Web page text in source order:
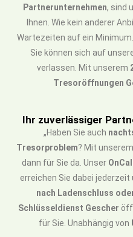
Partnerunternehmen, sind
Ihnen. Wie kein anderer
Wartezeiten auf ein
Sie können sich auf
verlassen. Mit unserem
Tresoröffnungen
Ihr zuverlässiger
„Haben Sie auch
Tresorproblem? Mit unserem
dann für Sie da. Unser
erreichen Sie dabei jederzeit
nach Ladenschluss
Schlüsseldienst Gescher
für Sie. Unabhängig von